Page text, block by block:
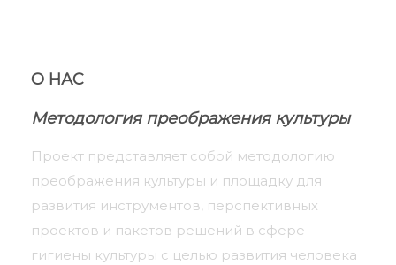
О НАС
Методология преображения культуры
Проект представляет собой методологию
преображения культуры и площадку для
развития инструментов, перспективных
проектов и пакетов решений в сфере
гигиены культуры с целью развития человека